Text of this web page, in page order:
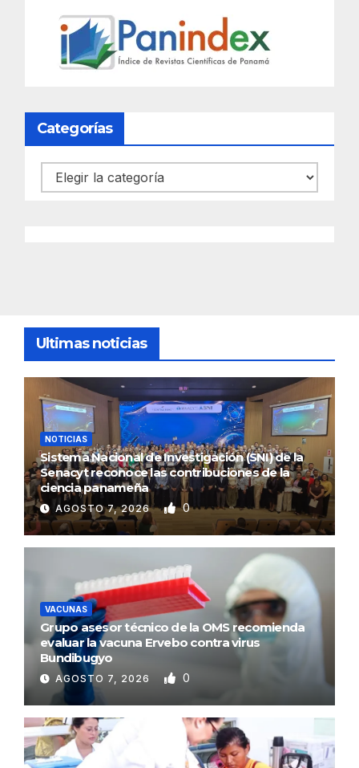
Categorías
Categorías
Ultimas noticias
NOTICIAS
Sistema Nacional de Investigación (SNI) de la
Senacyt reconoce las contribuciones de la
ciencia panameña
AGOSTO 7, 2026 0
VACUNAS
Grupo asesor técnico de la OMS recomienda
evaluar la vacuna Ervebo contra virus
Bundibugyo
AGOSTO 7, 2026 0